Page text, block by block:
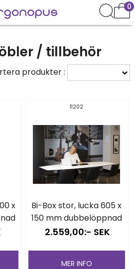
0
/ tillbehör
produkter :
x
11202
Bi-Box stor, lucka 605 x
150 mm dubbelöppnad
2.559,00:- SEK
MER INFO